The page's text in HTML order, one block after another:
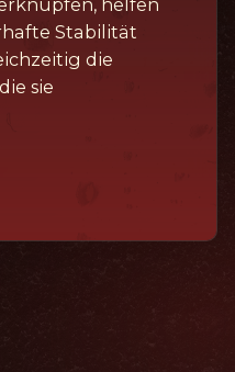
helfen
Stabilität
die
sie